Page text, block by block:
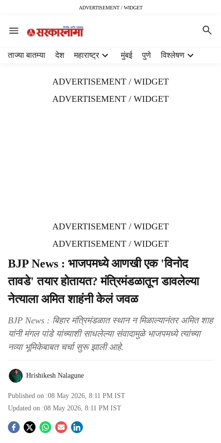
ADVERTISEMENT / WIDGET
ताज्या बातम्या देश महाराष्ट्र मुंबई पुणे विश्लेषण
ADVERTISEMENT / WIDGET
ADVERTISEMENT / WIDGET
ADVERTISEMENT / WIDGET
ADVERTISEMENT / WIDGET
BJP News : भाजपमध्ये आणखी एक 'विनोद
तावडे' तयार होतायत? मंत्रिमंडळातून डावलेल्या
नेत्याला अमित शाहंनी केलं जवळ
BJP News : बिहार मंत्रिमंडळात स्थान न मिळाल्यानंतर अमित शाह
यांनी मंगल पांडे यांच्याशी साधलेल्या संवादामुळे भाजपमध्ये त्यांच्या
नव्या भूमिकेबाबत चर्चा सुरू झाली आहे.
Hrishikesh Nalagune
Published on :08 May 2026, 8:11 PM IST
Updated on :08 May 2026, 8:11 PM IST
S